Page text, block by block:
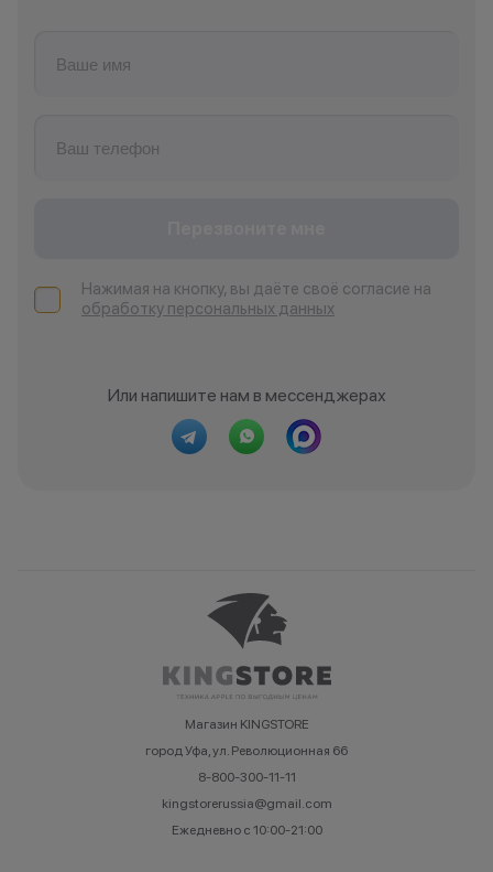
Нажимая на кнопку, вы даёте своё согласие на
обработку персональных данных
Или напишите нам в мессенджерах
Магазин KINGSTORE
город Уфа, ул. Революционная 66
8-800-300-11-11
kingstorerussia@gmail.com
Ежедневно с 10:00-21:00